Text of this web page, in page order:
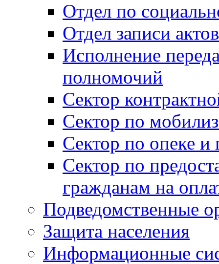
Отдел по
Отдел записи
Исполнение
полномочий
Сектор
Сектор по
Сектор по опеке и
Сектор по
гражданам на
Подведомственные
Защита населения
Информационные